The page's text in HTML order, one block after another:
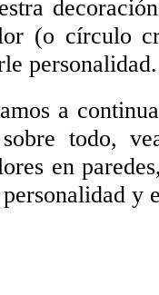
(o círculo
personalidad.
a
todo,
en
personalidad y